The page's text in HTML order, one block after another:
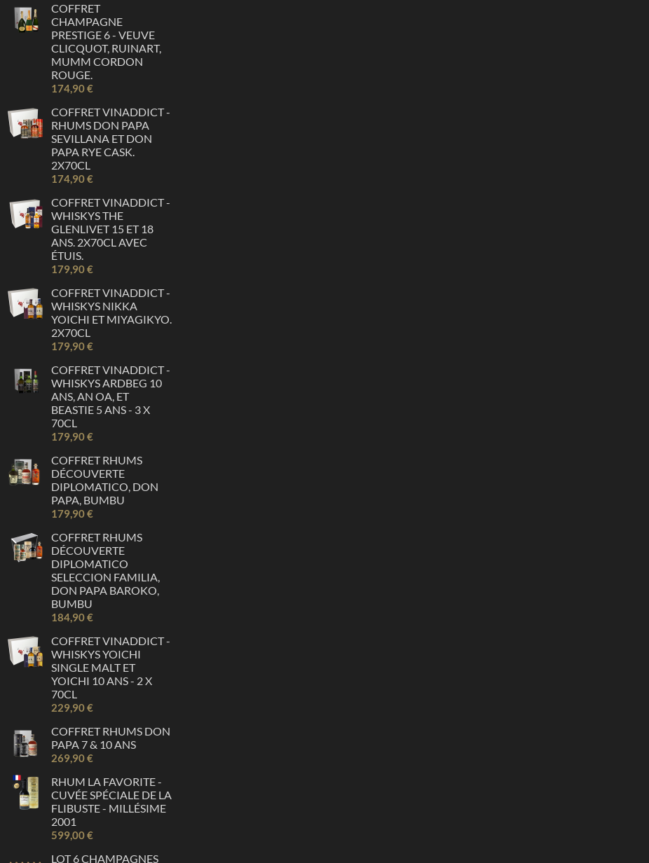
COFFRET
CHAMPAGNE
PRESTIGE 6 - VEUVE
CLICQUOT, RUINART,
MUMM CORDON
ROUGE.
174,90 €
COFFRET VINADDICT -
RHUMS DON PAPA
SEVILLANA ET DON
PAPA RYE CASK.
2X70CL
174,90 €
COFFRET VINADDICT -
WHISKYS THE
GLENLIVET 15 ET 18
ANS. 2X70CL AVEC
ÉTUIS.
179,90 €
COFFRET VINADDICT -
WHISKYS NIKKA
YOICHI ET MIYAGIKYO.
2X70CL
179,90 €
COFFRET VINADDICT -
WHISKYS ARDBEG 10
ANS, AN OA, ET
BEASTIE 5 ANS - 3 X
70CL
179,90 €
COFFRET RHUMS
DÉCOUVERTE
DIPLOMATICO, DON
PAPA, BUMBU
179,90 €
COFFRET RHUMS
DÉCOUVERTE
DIPLOMATICO
SELECCION FAMILIA,
DON PAPA BAROKO,
BUMBU
184,90 €
COFFRET VINADDICT -
WHISKYS YOICHI
SINGLE MALT ET
YOICHI 10 ANS - 2 X
70CL
229,90 €
COFFRET RHUMS DON
PAPA 7 & 10 ANS
269,90 €
RHUM LA FAVORITE -
CUVÉE SPÉCIALE DE LA
FLIBUSTE - MILLÉSIME
2001
599,00 €
LOT 6 CHAMPAGNES